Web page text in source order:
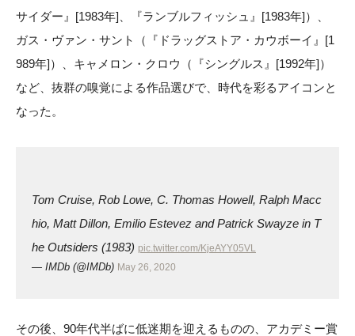
サイダー』[1983年]、『ランブルフィッシュ』[1983年]）、
ガス・ヴァン・サント（『ドラッグストア・カウボーイ』[1
989年]）、キャメロン・クロウ（『シングルス』[1992年]）
など、抜群の嗅覚による作品選びで、時代を彩るアイコンと
なった。
Tom Cruise, Rob Lowe, C. Thomas Howell, Ralph Macc
hio, Matt Dillon, Emilio Estevez and Patrick Swayze in T
he Outsiders (1983) pic.twitter.com/KjeAYY05VL
— IMDb (@IMDb) May 26, 2020
その後、90年代半ばに低迷期を迎えるものの、アカデミー賞